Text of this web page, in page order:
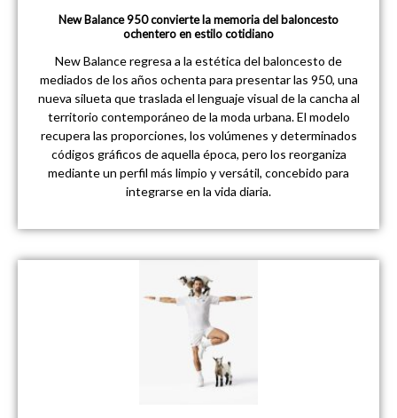
New Balance 950 convierte la memoria del baloncesto
ochentero en estilo cotidiano
New Balance regresa a la estética del baloncesto de
mediados de los años ochenta para presentar las 950, una
nueva silueta que traslada el lenguaje visual de la cancha al
territorio contemporáneo de la moda urbana. El modelo
recupera las proporciones, los volúmenes y determinados
códigos gráficos de aquella época, pero los reorganiza
mediante un perfil más limpio y versátil, concebido para
integrarse en la vida diaria.